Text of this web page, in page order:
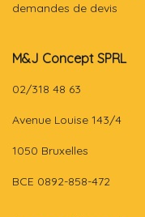
demandes de devis
M&J Concept SPRL
02/318 48 63
Avenue Louise 143/4
1050 Bruxelles
BCE 0892-858-472